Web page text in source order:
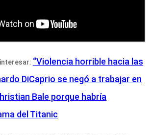
“Violencia horrible hacia las
DiCaprio se negó a trabajar en
Bale porque habría
del Titanic